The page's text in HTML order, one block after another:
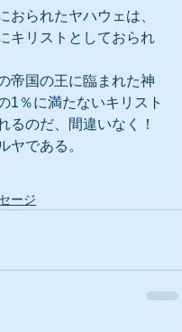
おられたヤハウェは、
キリストとしておられ
帝国の王に臨まれた神
1％に満たないキリスト
るのだ、間違いなく！
ヤである。
ージ